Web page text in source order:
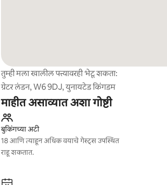
तुम्ही मला खालील पत्त्यावरही भेटू शकता:
ग्रेटर लंडन, W6 9DJ, युनायटेड किंगडम
माहीत असाव्यात अशा गोष्टी
बुकिंगच्या अटी
18 आणि त्याहून अधिक वयाचे गेस्ट्स उपस्थित
राहू शकतात.